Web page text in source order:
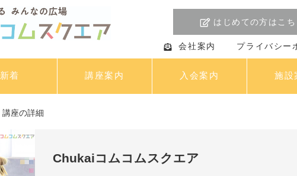
はじめての方はこ
会社案内 プライバシー
新着 講座案内 入会案内 施設
講座の詳細
Chukaiコムコムスクエア